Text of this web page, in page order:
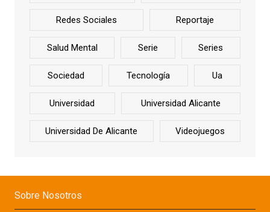
Redes Sociales Reportaje
Salud Mental Serie Series
Sociedad Tecnología Ua
Universidad Universidad Alicante
Universidad De Alicante Videojuegos
Sobre Nosotros